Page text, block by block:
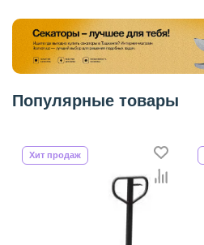
Популярные товары
Хит продаж